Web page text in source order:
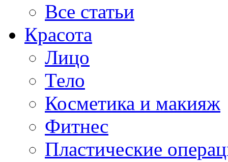
Все статьи
Красота
Лицо
Тело
Косметика и макияж
Фитнес
Пластические